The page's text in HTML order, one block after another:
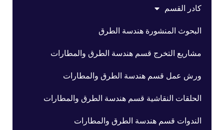
كادر القسم
البحوث المنشورة هندسة الطرق
مشاريع التخرج قسم هندسة الطرق والمطارات
ورش عمل قسم هندسة الطرق والمطارات
الحلقات النقاشية قسم هندسة الطرق والمطارات
الندوات قسم هندسة الطرق والمطارات